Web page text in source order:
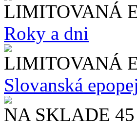
LIMITOVANÁ
Roky a dni
LIMITOVANÁ
Slo​vanská epopej
NA SKLADE